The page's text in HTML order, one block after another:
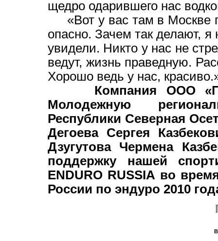
щедро одарившего нас
«Вот у вас там в Москве
опасно. Зачем так делают,
увидели. Никто у нас не
ведут, жизнь праведную.
Хорошо ведь у нас,
Компания ООО
Молодежную
Республики Северная
Дегоева Сергея
Дзугутова Чермена
поддержку нашей
ENDURO RUSSIA во
России по эндуро 2010